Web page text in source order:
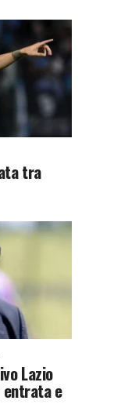
tra
Lazio
e